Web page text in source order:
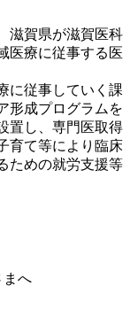
滋賀県が滋賀医科
医療に従事する医
に従事していく課
形成プログラムを
置し、専門医取得
育て等により臨床
ための就労支援等
まへ